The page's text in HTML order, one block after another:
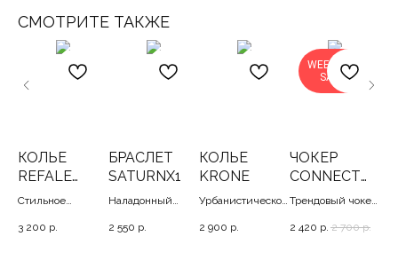
СМОТРИТЕ ТАКЖЕ
КОЛЬЕ
REFALE
GOLD
Стильное
с дисками, 30-44
3 200 р.
БРАСЛЕТ
SATURNX1
Наладонный
деликатным
2 550 р.
КОЛЬЕ
KRONE
Урбанистическое
пружинкой, 40-45
2 900 р.
WEEKEND
SALE
ЧОКЕР
CONNECT
SILVER
Трендовый чокер
40
2 420 р. 2 700 р.